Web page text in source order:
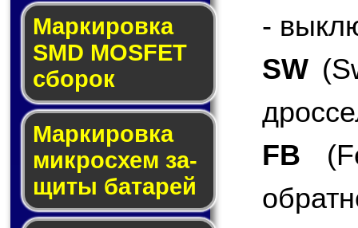
Мар­ки­ров­ка
SMD MOSFET
сбо­рок
Мар­ки­ров­ка
мик­ро­схем за­
щи­ты ба­та­рей
-
SW
FB